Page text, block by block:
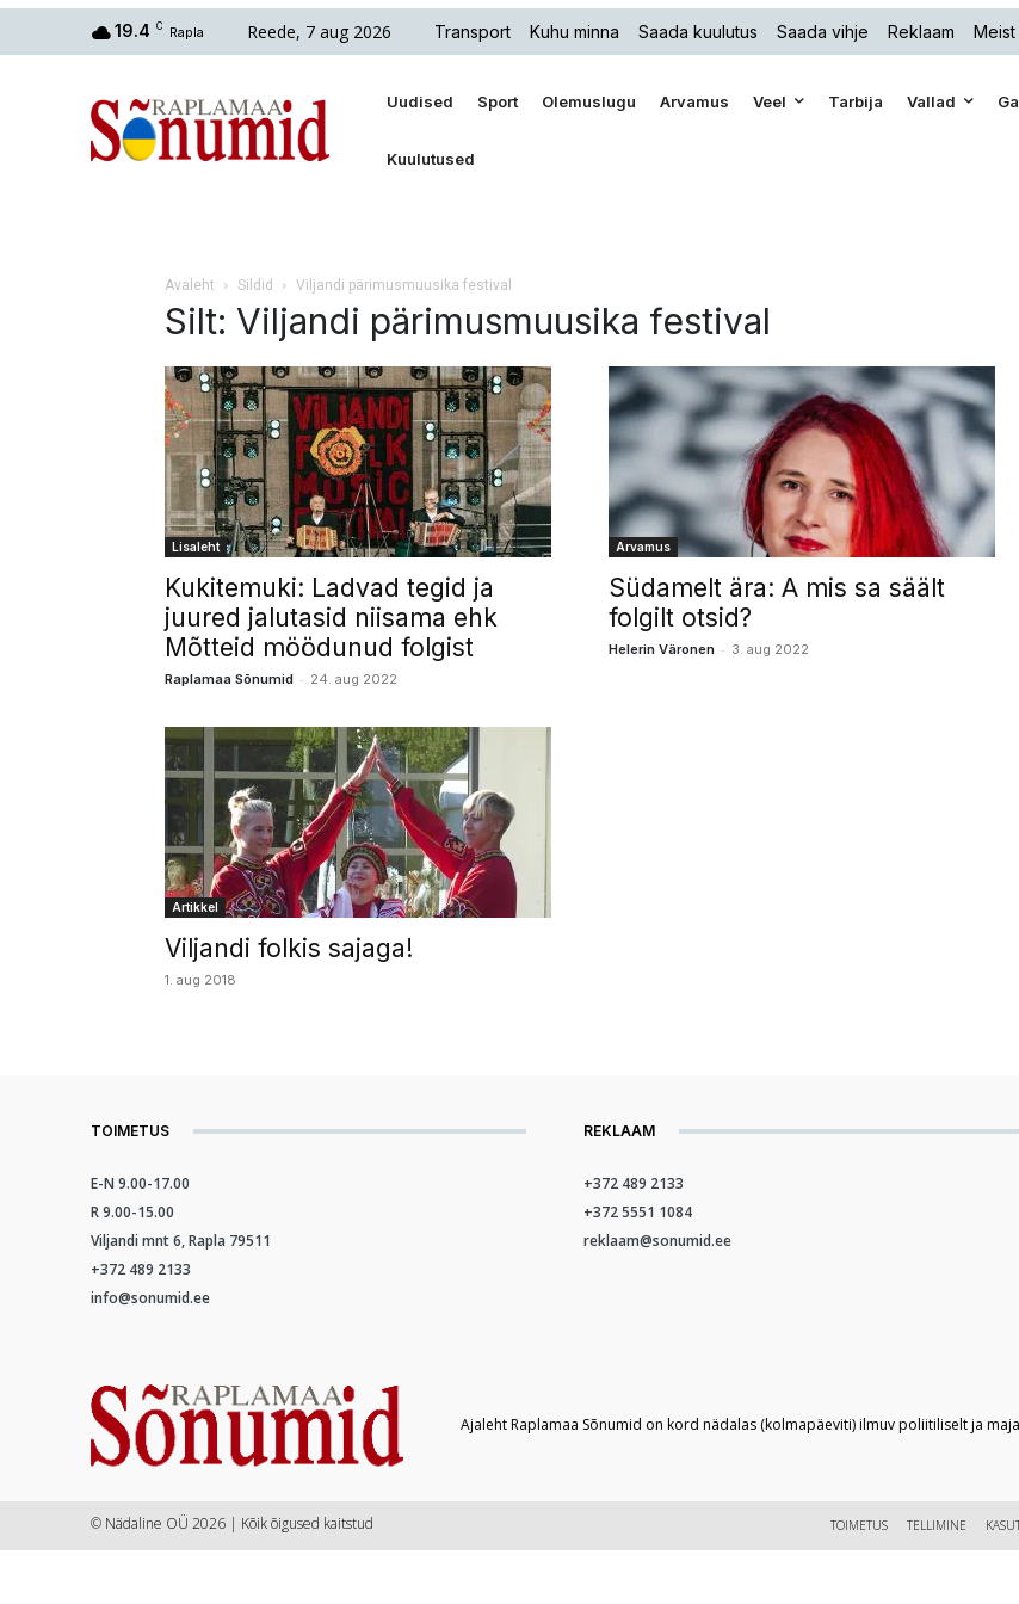
19.4 C Rapla Reede, 7 aug 2026 Transport Kuhu minna Saada kuulutus Saada vihje Reklaam Meist
Uudised Sport Olemuslugu Arvamus Veel Tarbija Vallad
Kuulutused
Avaleht Sildid Viljandi pärimusmuusika festival
Silt: Viljandi pärimusmuusika festival
Lisaleht
Kukitemuki: Ladvad tegid ja
juured jalutasid niisama ehk
Mõtteid möödunud folgist
Raplamaa Sõnumid - 24. aug 2022
Arvamus
Südamelt ära: A mis sa säält
folgilt otsid?
Helerin Väronen - 3. aug 2022
Artikkel
Viljandi folkis sajaga!
1. aug 2018
TOIMETUS
E-N 9.00-17.00
R 9.00-15.00
Viljandi mnt 6, Rapla 79511
+372 489 2133
info@sonumid.ee
REKLAAM
+372 489 2133
+372 5551 1084
reklaam@sonumid.ee
Ajaleht Raplamaa Sõnumid on kord nädalas (kolmapäeviti) ilmuv poliitiliselt ja
© Nädaline OÜ 2026 | Kõik õigused kaitstud TOIMETUS TELLIMINE